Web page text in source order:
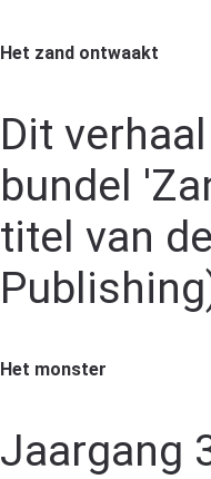
Het zand ontwaakt
Dit
bundel
titel van
Het monster
Jaargang